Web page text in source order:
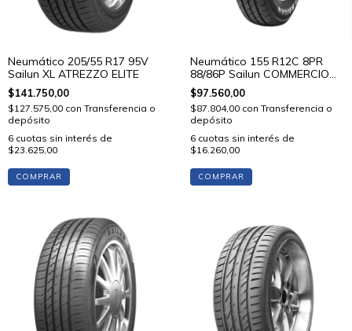
Neumático 205/55 R17 95V
Sailun XL ATREZZO ELITE
$141.750,00
$127.575,00 con Transferencia o
depósito
6 cuotas sin interés de
$23.625,00
COMPRAR
Neumático 155 R12C 8PR
88/86P Sailun COMMERCIO
VX+
$97.560,00
$87.804,00 con Transferencia o
depósito
6 cuotas sin interés de
$16.260,00
COMPRAR